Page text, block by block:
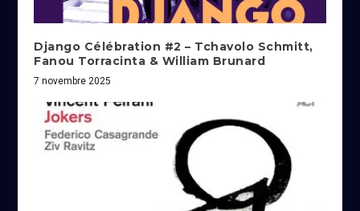
Django Célébration #2 – Tchavolo Schmitt,
Fanou Torracinta & William Brunard
7 novembre 2025